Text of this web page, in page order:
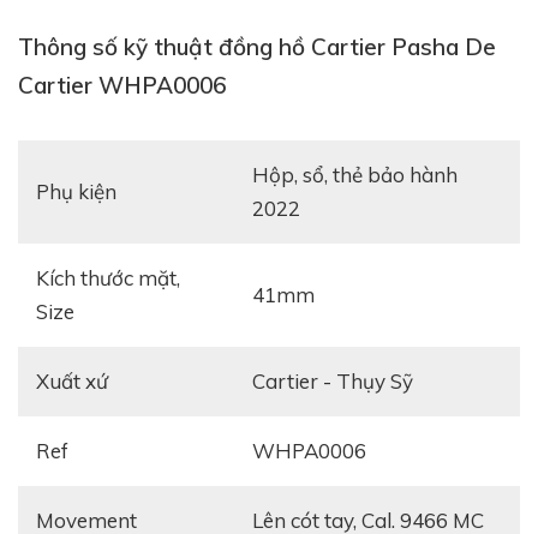
Thông số kỹ thuật đồng hồ Cartier Pasha De
Cartier WHPA0006
Phụ kiện
hộp, sổ, thẻ bảo hành
2022
Kích thước mặt,
Size
41mm
Xuất xứ Cartier - Thụy Sỹ
Ref WHPA0006
Movement Lên cót tay, Cal. 9466 MC